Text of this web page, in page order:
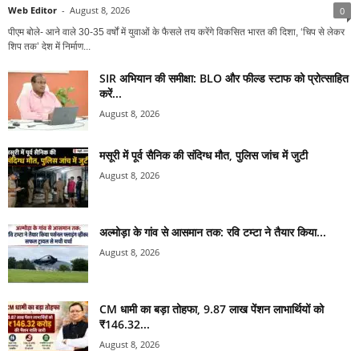
Web Editor - August 8, 2026 0
पीएम बोले- आने वाले 30-35 वर्षों में युवाओं के फैसले तय करेंगे विकसित भारत की दिशा, ‘चिप से लेकर
शिप तक’ देश में निर्माण...
SIR अभियान की समीक्षा: BLO और फील्ड स्टाफ को प्रोत्साहित
करें...
August 8, 2026
मसूरी में पूर्व सैनिक की संदिग्ध मौत, पुलिस जांच में जुटी
August 8, 2026
अल्मोड़ा के गांव से आसमान तक: रवि टम्टा ने तैयार किया...
August 8, 2026
CM धामी का बड़ा तोहफा, 9.87 लाख पेंशन लाभार्थियों को
₹146.32...
August 8, 2026